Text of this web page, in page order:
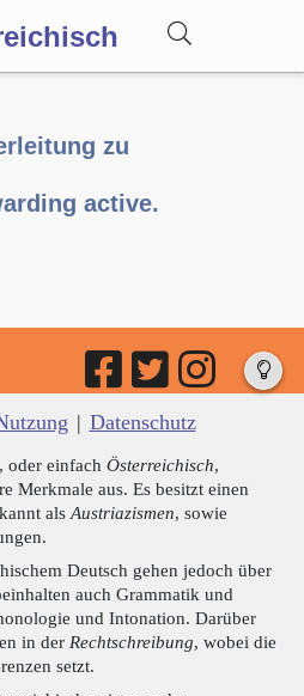
zu
active.
| Datenschutz
, oder einfach Österreichisch,
Merkmale aus. Es besitzt einen
als Austriazismen, sowie
Deutsch gehen jedoch über
auch Grammatik und
und Intonation. Darüber
in der Rechtschreibung, wobei die
setzt.